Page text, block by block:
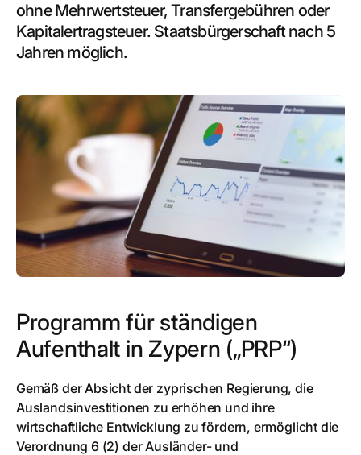
ohne Mehrwertsteuer, Transfergebühren oder
Kapitalertragsteuer. Staatsbürgerschaft nach 5
Jahren möglich.
Programm für ständigen
Aufenthalt in Zypern („PRP“)
Gemäß der Absicht der zyprischen Regierung, die
Auslandsinvestitionen zu erhöhen und ihre
wirtschaftliche Entwicklung zu fördern, ermöglicht die
Verordnung 6 (2) der Ausländer- und